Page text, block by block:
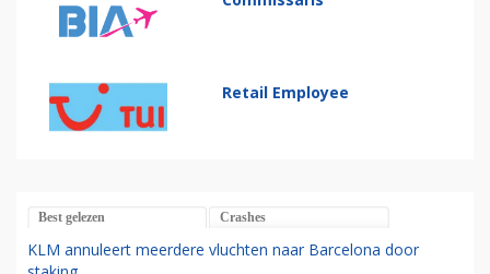
Retail Employee
Best gelezen Crashes
KLM annuleert meerdere vluchten naar Barcelona door